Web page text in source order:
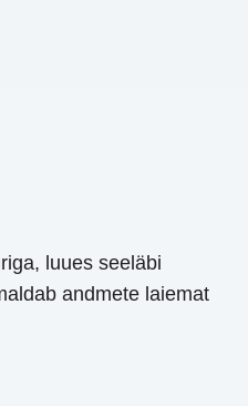
luues seeläbi
andmete laiemat